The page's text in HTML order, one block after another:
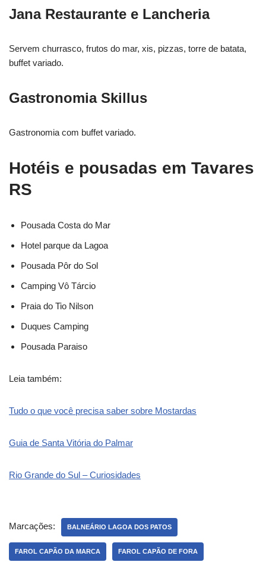
Jana Restaurante e Lancheria
Servem churrasco, frutos do mar, xis, pizzas, torre de batata,
buffet variado.
Gastronomia Skillus
Gastronomia com buffet variado.
Hotéis e pousadas em Tavares
RS
Pousada Costa do Mar
Hotel parque da Lagoa
Pousada Pôr do Sol
Camping Vô Tárcio
Praia do Tio Nilson
Duques Camping
Pousada Paraiso
Leia também:
Tudo o que você precisa saber sobre Mostardas
Guia de Santa Vitória do Palmar
Rio Grande do Sul – Curiosidades
Marcações: BALNEÁRIO LAGOA DOS PATOS
FAROL CAPÃO DA MARCA FAROL CAPÃO DE FORA